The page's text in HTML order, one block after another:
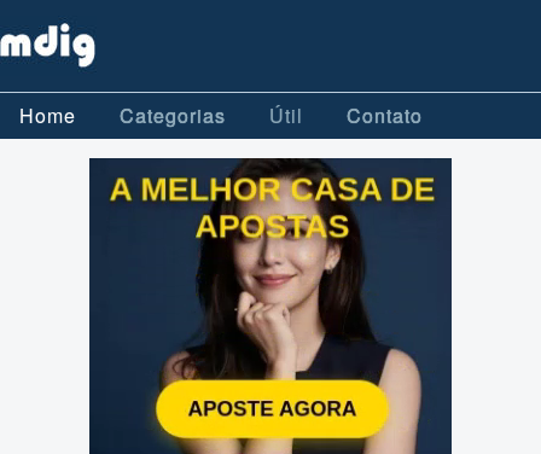
Home Categorias Útil Contato